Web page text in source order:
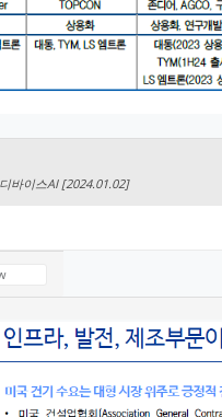
바이스AI [2024.01.02]